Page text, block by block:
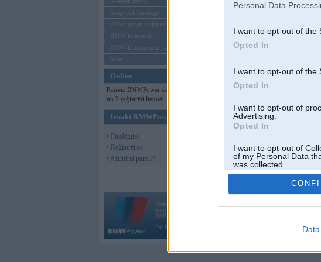
Personal Data
I want to opt-out of the
Opted In
I want to opt-out of the
Opted In
I want to opt-out of
Advertising.
Opted In
I want to opt-out of
of my Personal Data
was collected.
Opted Out
Sērijveida tūnings
BMW pasaules jaunumi
BMW koncepti
BMW konkurentu jaunumi
Moto
Online
Pašreiz BMWPower skatās 79 viesi
un 2 reģistrēti lietotāji.
Ienākt BMWPower
• Pieslēgties
• Reģistrēties
• Aizmirsi paroli?
Vortāls BMWPower.lv darbojas
kopš 2002. gada 14. maija. Tas nav auto klubs un nav saistīts ar
BMW AG.
Par BMWPower